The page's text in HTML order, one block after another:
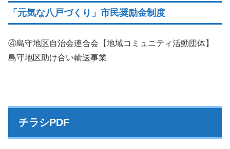
「元気な八戸づくり」市民奨励金制度
④島守地区自治会連合会【地域コミュニティ活動団体】
島守地区助け合い輸送事業
チラシPDF